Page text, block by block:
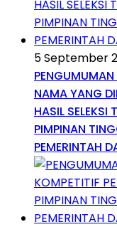
5 September
NAMA YANG
HASIL SELEKSI
PIMPINAN
PEMERINTAH